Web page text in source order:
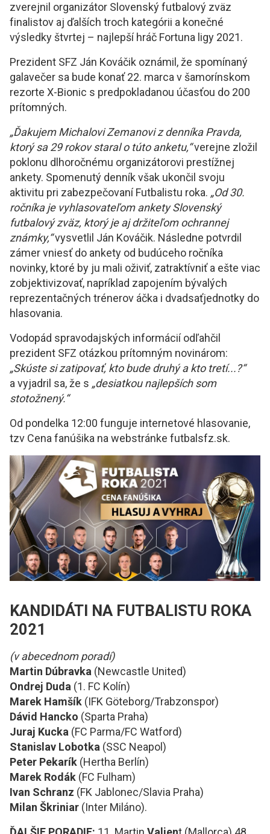
zverejnil organizátor Slovenský futbalový zväz
finalistov aj ďalších troch kategórii a konečné
výsledky štvrtej – najlepší hráč Fortuna ligy 2021.
Prezident SFZ Ján Kováčik oznámil, že spomínaný
galavečer sa bude konať 22. marca v šamorínskom
rezorte X-Bionic s predpokladanou účasťou do 200
prítomných.
„Ďakujem Michalovi Zemanovi z denníka Pravda,
ktorý sa 29 rokov staral o túto anketu,“verejne zložil
poklonu dlhoročnému organizátorovi prestížnej
ankety. Spomenutý denník však ukončil svoju
aktivitu pri zabezpečovaní Futbalistu roka. „Od 30.
ročníka je vyhlasovateľom ankety Slovenský
futbalový zväz, ktorý je aj držiteľom ochrannej
známky,“vysvetlil Ján Kováčik. Následne potvrdil
zámer vniesť do ankety od budúceho ročníka
novinky, ktoré by ju mali oživiť, zatraktívniť a ešte viac
zobjektivizovať, napríklad zapojením bývalých
reprezentačných trénerov áčka i dvadsaťjednotky do
hlasovania.
Vodopád spravodajských informácií odľahčil
prezident SFZ otázkou prítomným novinárom:
„Skúste si zatipovať, kto bude druhý a kto tretí...?“
a vyjadril sa, že s „desiatkou najlepších som
stotožnený.“
Od pondelka 12:00 funguje internetové hlasovanie,
tzv Cena fanúšika na webstránke futbalsfz.sk.
KANDIDÁTI NA FUTBALISTU ROKA
2021
(v abecednom poradí)
Martin Dúbravka (Newcastle United)
Ondrej Duda (1. FC Kolín)
Marek Hamšík (IFK Göteborg/Trabzonspor)
Dávid Hancko (Sparta Praha)
Juraj Kucka (FC Parma/FC Watford)
Stanislav Lobotka (SSC Neapol)
Peter Pekarík (Hertha Berlín)
Marek Rodák (FC Fulham)
Ivan Schranz (FK Jablonec/Slavia Praha)
Milan Škriniar (Inter Miláno).